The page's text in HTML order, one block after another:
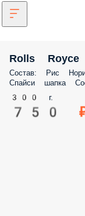
Rolls Royce
Состав: Рис
Спайси шапка
300 г.
750